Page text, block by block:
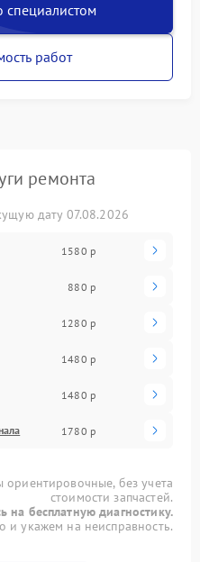
специалистом
работ
ремонта
дату 07.08.2026
1580 р
880 р
1280 р
1480 р
1480 р
1780 р
ориентировочные, без учета
стоимости запчастей.
на бесплатную диагностику.
и укажем на неисправность.